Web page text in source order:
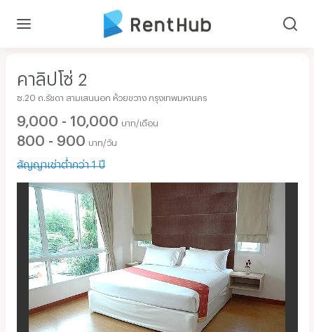
คาลิปโซ่ 2
ซ.20 ถ.รัชดา สามเสนนอก ห้วยขวาง กรุงเทพมหานคร
9,000 - 10,000 บาท/เดือน
800 - 900 บาท/วัน
สัญญาเช่าต่ำกว่า 1 ปี